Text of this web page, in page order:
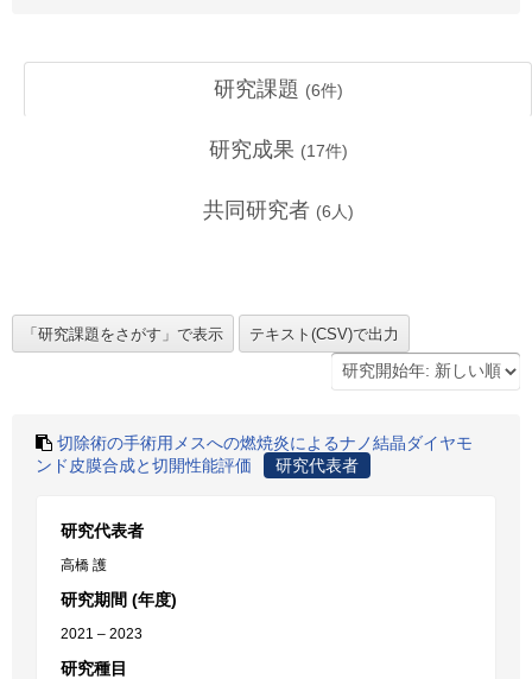
研究課題 (6件)
研究成果 (17件)
共同研究者 (6 人)
切除術の手術用メスへの燃焼炎によるナノ結晶ダイヤモ
ンド皮膜合成と切開性能評価
研究代表者
研究代表者
高橋 護
研究期間 (年度)
2021 – 2023
研究種目